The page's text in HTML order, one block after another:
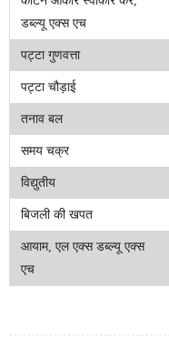
डब्ल्यू एक्स एच
पट्टा गुणवत्ता
पट्टा चौड़ाई
तनाव बल
समय चक्र
विद्युतीय
बिजली की खपत
आयाम, एल एक्स डब्ल्यू एक्स
एच